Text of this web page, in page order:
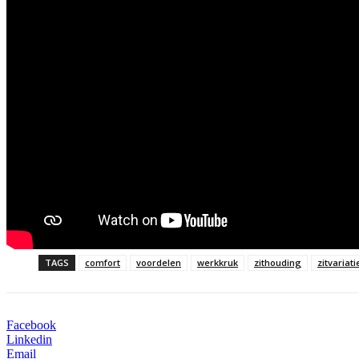
TAGS comfort voordelen werkkruk zithouding
Facebook
Linkedin
Email